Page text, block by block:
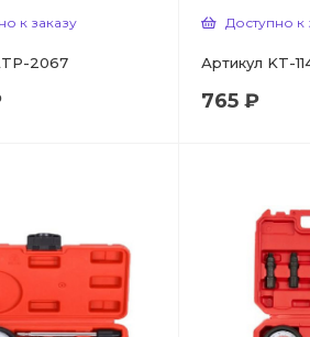
к заказу
2067
Доступно к
Артикул KT-
765 ₽